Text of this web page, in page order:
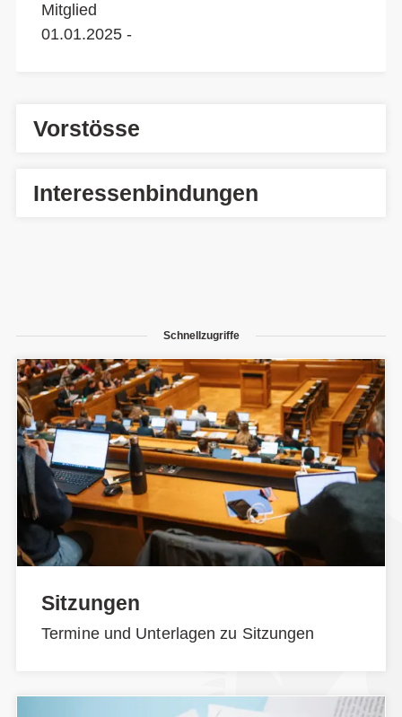
Mitglied
01.01.2025 -
Vorstösse
Interessenbindungen
Schnellzugriffe
Sitzungen
Termine und Unterlagen zu Sitzungen